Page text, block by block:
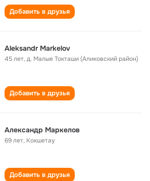
Добавить в друзья
Aleksandr Markelov
45 лет,д. Малые Токташи (Аликовский район)
Добавить в друзья
Александр Маркелов
69 лет, Кокшетау
Добавить в друзья